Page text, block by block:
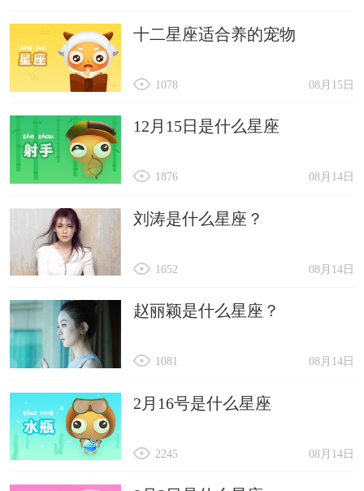
十二星座适合养的宠物
08月15日
1078
12月15日是什么星座
08月14日
1876
刘涛是什么星座？
08月14日
1652
赵丽颖是什么星座？
08月14日
1081
2月16号是什么星座
08月14日
2245